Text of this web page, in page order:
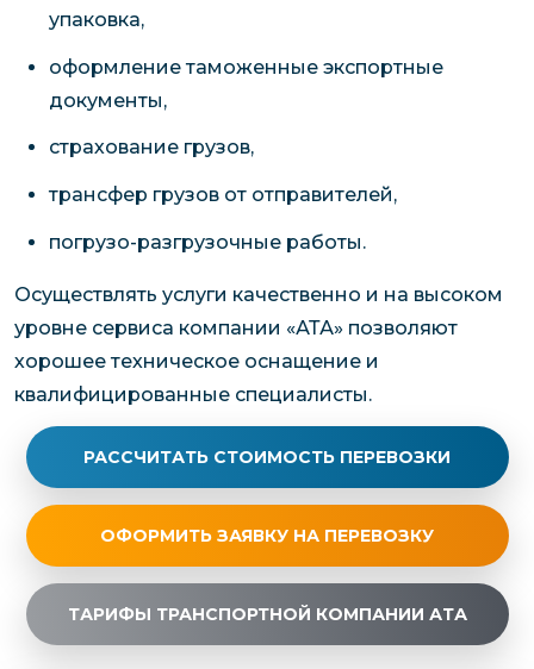
упаковка,
оформление таможенные экспортные
документы,
страхование грузов,
трансфер грузов от отправителей,
погрузо-разгрузочные работы.
Осуществлять услуги качественно и на высоком
уровне сервиса компании «АТА» позволяют
хорошее техническое оснащение и
квалифицированные специалисты.
РАССЧИТАТЬ СТОИМОСТЬ ПЕРЕВОЗКИ
ОФОРМИТЬ ЗАЯВКУ НА ПЕРЕВОЗКУ
ТАРИФЫ ТРАНСПОРТНОЙ КОМПАНИИ АТА